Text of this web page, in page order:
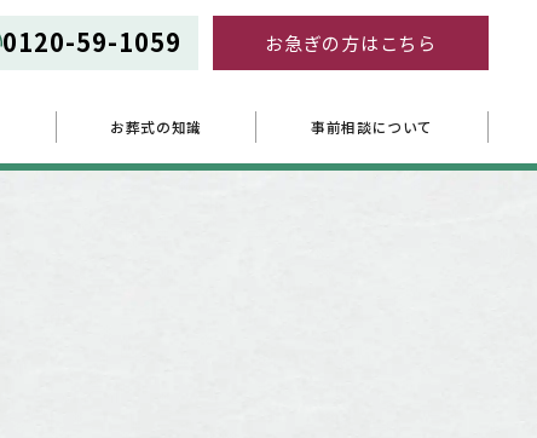
0120-59-1059 お急ぎの方はこちら
お葬式の知識 事前相談について